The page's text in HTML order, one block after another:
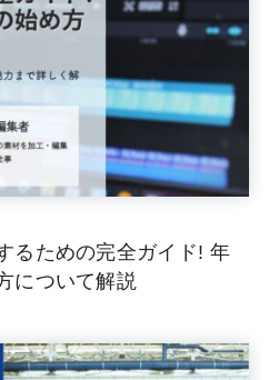
るための完全ガイド! 年
について解説